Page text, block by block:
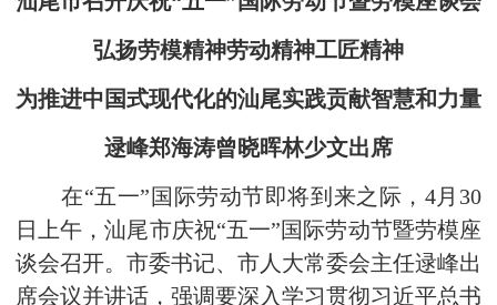
弘扬劳模精神劳动精神工匠精神
为推进中国式现代化的汕尾实践贡献智慧和力量
逯峰郑海涛曾晓晖林少文出席
在“五一”国际劳动节即将到来之际，4月30
日上午，汕尾市庆祝“五一”国际劳动节暨劳模座
谈会召开。市委书记、市人大常委会主任逯峰出
席会议并讲话，强调要深入学习贯彻习近平总书